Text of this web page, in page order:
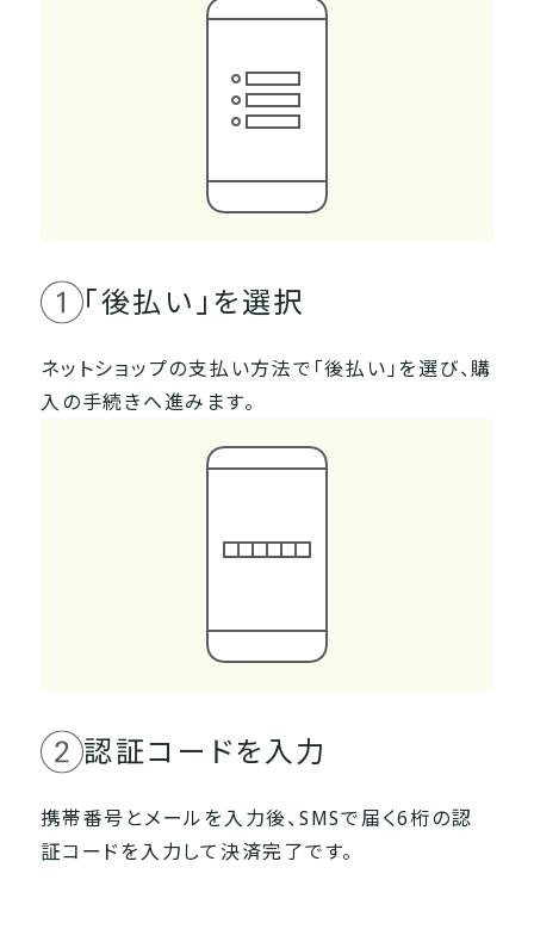
「後払い」を選択
ネットショップの支払い方法で「後払い」を選び、購
入の手続きへ進みます。
認証コードを入力
携帯番号とメールを入力後、SMSで届く6桁の認
証コードを入力して決済完了です。